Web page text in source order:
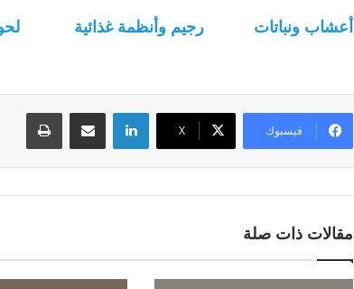
أعشاب ونباتات رجيم وأنظمة غذائية
فيسبوك ‫X
لينكدإن
مقالات ذات صلة